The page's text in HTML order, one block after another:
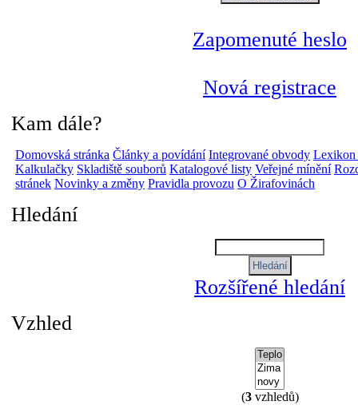
Zapomenuté heslo
Nová registrace
Kam dále?
Domovská stránka Články a povídání Integrované obvody Lexikon
Kalkulačky Skladiště souborů Katalogové listy Veřejné mínění
stránek Novinky a změny Pravidla provozu O Žirafovinách
Hledání
Rozšířené hledání
Vzhled
(3vzhledů)